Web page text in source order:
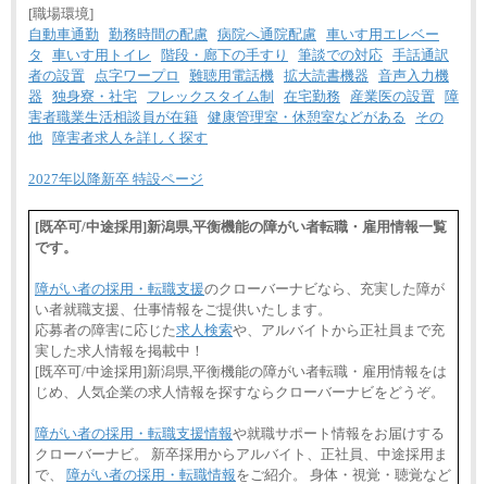
[職場環境]
自動車通勤
勤務時間の配慮 病院へ通院配慮 車いす用エレベー
タ
車いす用トイレ 階段・廊下の手すり 筆談での対応 手話通訳
者の設置
点字ワープロ 難聴用電話機 拡大読書機器
音声入力機
器
独身寮・社宅 フレックスタイム制 在宅勤務 産業医の設置
障
害者職業生活相談員が在籍 健康管理室・休憩室などがある
その
他
障害者求人を詳しく探す
2027年以降新卒 特設ページ
[既卒可/中途採用]新潟県,平衡機能の障がい者転職・雇用情報一覧
です。
障がい者の採用・転職支援のクローバーナビなら、充実した障が
い者就職支援、仕事情報をご提供いたします。
応募者の障害に応じた求人検索や、アルバイトから正社員まで充
実した求人情報を掲載中！
[既卒可/中途採用]新潟県,平衡機能の障がい者転職・雇用情報をは
じめ、人気企業の求人情報を探すならクローバーナビをどうぞ。
障がい者の採用・転職支援情報や就職サポート情報をお届けする
クローバーナビ。 新卒採用からアルバイト、正社員、中途採用ま
で、 障がい者の採用・転職情報をご紹介。 身体・視覚・聴覚など